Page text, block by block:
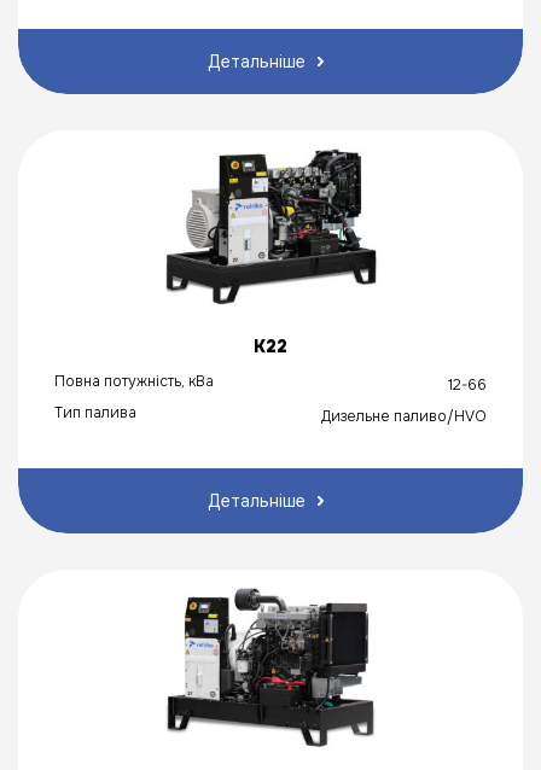
Детальніше
K22
Повна потужність, кВа
12-66
Тип палива
Дизельне паливо/HVO
Детальніше